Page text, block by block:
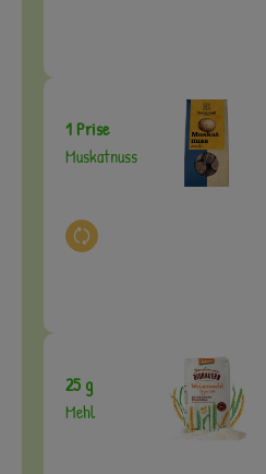
1 Prise
Muskatnuss
Auswahl ändern
25 g
Mehl